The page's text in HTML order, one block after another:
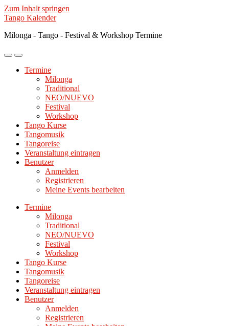
Zum Inhalt springen
Tango Kalender
Milonga - Tango - Festival & Workshop Termine
Mobile-
ein-/ausblenden
Suchfeld
ein-/ausblenden
Termine
Milonga
Traditional
NEO/NUEVO
Festival
Workshop
Tango Kurse
Tangomusik
Tangoreise
Veranstaltung eintragen
Benutzer
Anmelden
Registrieren
Meine Events bearbeiten
Termine
Milonga
Traditional
NEO/NUEVO
Festival
Workshop
Tango Kurse
Tangomusik
Tangoreise
Veranstaltung eintragen
Benutzer
Anmelden
Registrieren